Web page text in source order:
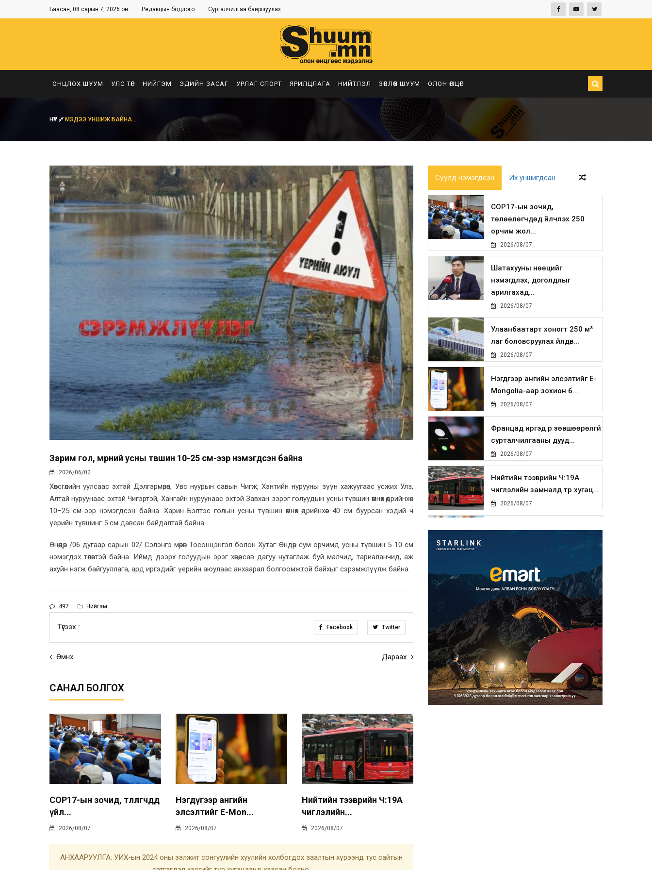
Баасан, 08 сарын 7, 2026 он Редакцын бодлого Сурталчилгаа байршуулах
ОНЦЛОХ ШУУМ УЛС ТӨР НИЙГЭМ ЭДИЙН ЗАСАГ УРЛАГ СПОРТ ЯРИЛЦЛАГА НИЙТЛЭЛ ЗӨВЛӨХ ШУУМ ОЛОН ӨНЦӨГ
НҮҮР МЭДЭЭ УНШИЖ БАЙНА...
Зарим гол, мөрний усны төвшин 10-25 см-ээр нэмэгдсэн байна
2026/06/02
Хөвсгөлийн уулсаас эхтэй Дэлгэрмөрөн, Увс нуурын савын Чигж, Хэнтийн нурууны зүүн хажуугаас усжих Улз,
Алтай нуруунаас эхтэй Чигэртэй, Хангайн нуруунаас эхтэй Завхан зэрэг голуудын усны түвшин өмнөх өдрийнхөөс
10–25 см-ээр нэмэгдсэн байна. Харин Бэлтэс голын усны түвшин өмнөх өдрийнхөөс 40 см буурсан хэдий ч
үерийн түвшинг 5 см давсан байдалтай байна.
Өнөөдөр /06 дугаар сарын 02/ Сэлэнгэ мөрөн Тосонцэнгэл болон Хутаг-Өндөр сум орчимд усны түвшин 5-10 см
нэмэгдэх төлөвтэй байна. Иймд дээрх голуудын эрэг хөвөө, сав дагуу нутаглаж буй малчид, тариаланчид, аж
ахуйн нэгж байгууллага, ард иргэдийг үерийн аюулаас анхаарал болгоомжтой байхыг сэрэмжлүүлж байна.
497 Нийгэм
Түгээх : Facebook Twitter
Өмнөх Дараах
САНАЛ БОЛГОХ
COP17-ын зочид, төлөөлөгчдөд
үйл...
2026/08/07
Нэгдүгээр ангийн
элсэлтийг E-Mon...
2026/08/07
Нийтийн тээврийн Ч:19А
чиглэлийн...
2026/08/07
АНХААРУУЛГА: УИХ-ын 2024 оны ээлжит сонгуулийн хуулийн холбогдох заалтын хүрээнд тус сайтын
Сүүлд нэмэгдсэн Их уншигдсан
COP17-ын зочид,
төлөөлөгчдөд үйлчлэх 250
орчим жол...
2026/08/07
Шатахууны нөөцийг
нэмэгдүүлэх, доголдлыг
арилгахад...
2026/08/07
Улаанбаатарт хоногт 250 м³
лаг боловсруулах үйлдв...
2026/08/07
Нэгдүгээр ангийн элсэлтийг E-
Mongolia-аар зохион б...
2026/08/07
Францад иргэд рүү зөвшөөрөлгүй
сурталчилгааны дууд...
2026/08/07
Нийтийн тээврийн Ч:19А
чиглэлийн замналд түр хугац...
2026/08/07
2026/08/07
Улаанбаатарт өдөртөө 30 хэм
дулаан
2026/08/07
Улсын чанартай хатуу
хучилттай авто замын талаас
и...
2026/08/06
Засгийн газар энэ оныг
дуустал санхүүгийн хэмнэлти...